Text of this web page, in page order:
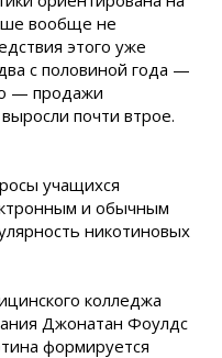
вообще не
этого уже
с половиной года —
— продажи
почти втрое.
учащихся
и обычным
никотиновых
колледжа
Джонатан Фоулдс
формируется